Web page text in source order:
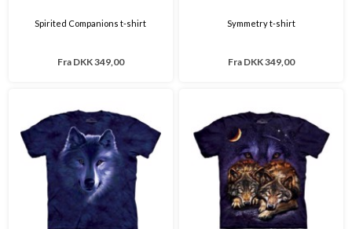
Spirited Companions t-shirt
Fra DKK 349,00
Symmetry t-shirt
Fra DKK 349,00